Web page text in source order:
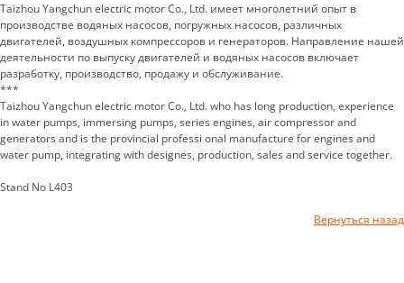
Taizhou Yangchun electric motor Co., Ltd. имеет многолетний опыт в
производстве водяных насосов, погружных насосов, различных
двигателей, воздушных компрессоров и генераторов. Направление нашей
деятельности по выпуску двигателей и водяных насосов включает
разработку, производство, продажу и обслуживание.
***
Taizhou Yangchun electric motor Co., Ltd. who has long production, experience
in water pumps, immersing pumps, series engines, air compressor and
generators and is the provincial professi onal manufacture for engines and
water pump, integrating with designes, production, sales and service together.
Stand No L403
Вернуться назад